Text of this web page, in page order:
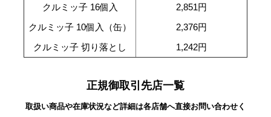
クルミッ子 16個入
クルミッ子 10個入（缶）
クルミッ子 切り落とし
2,851円
2,376円
1,242円
正規御取引先店一覧
取扱い商品や在庫状況など詳細は各店舗へ直接お問い合わせく